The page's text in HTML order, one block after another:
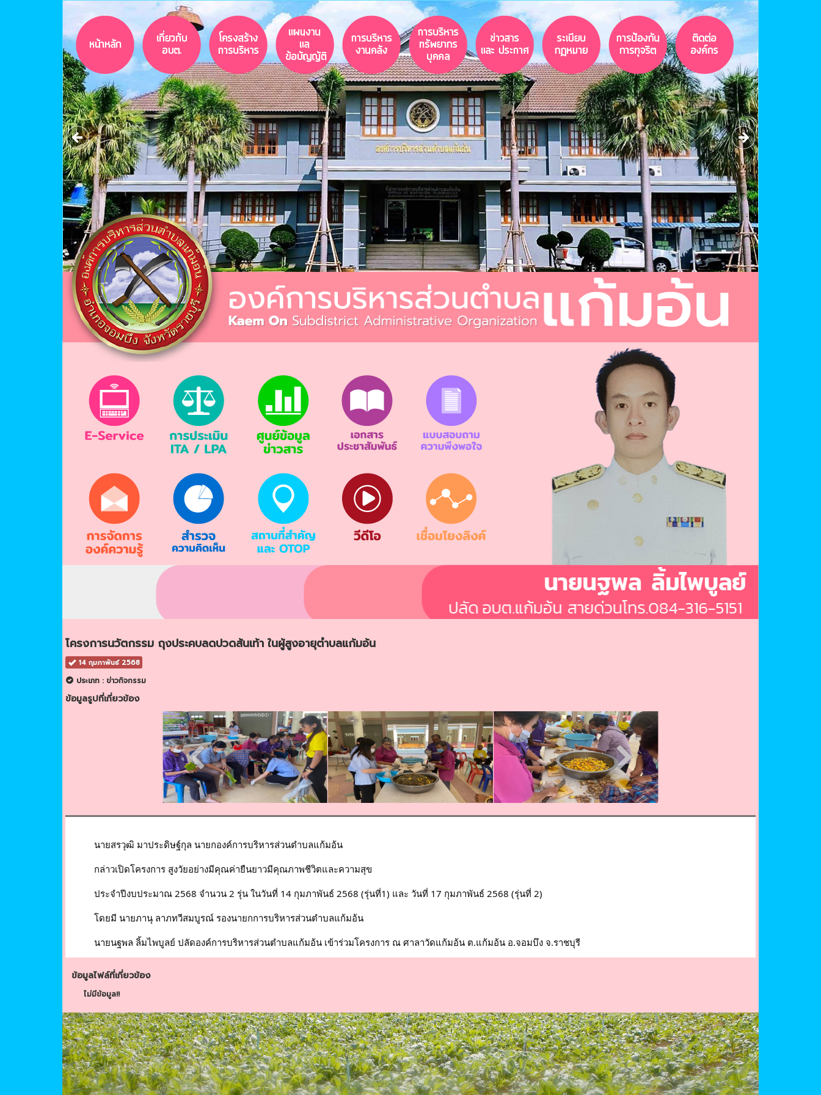
โครงการนวัตกรรม ถุงประคบลดปวดส้นเท้า ในผู้สูงอายุตำบลแก้มอ้น
14 กุมภาพันธ์ 2568
ประเภท : ข่าวกิจกรรม
ข้อมูลรูปที่เกี่ยวข้อง
	นายสรวุฒิ มาประดิษฐ์กุล นายกองค์การบริหารส่วนตำบลแก้มอ้น
	กล่าวเปิดโครงการ สูงวัยอย่างมีคุณค่ายืนยาวมีคุณภาพชีวิตและความสุข
	ประจำปีงบประมาณ 2568 จำนวน 2 รุ่น ในวันที่ 14 กุมภาพันธ์ 2568 (รุ่นที่1) และ วันที่ 17 กุมภาพันธ์ 2568 (รุ่นที่ 2)
	โดยมี นายภานุ ลาภทวีสมบูรณ์ รองนายกการบริหารส่วนตำบลแก้มอ้น
	นายนฐพล ลิ้มไพบูลย์ ปลัดองค์การบริหารส่วนตำบลแก้มอ้น เข้าร่วมโครงการ ณ ศาลาวัดแก้มอ้น ต.แก้มอ้น อ.จอมบึง จ.ราชบุรี
ข้อมูลไฟล์ที่เกี่ยวข้อง
ไม่มีข้อมูล!!